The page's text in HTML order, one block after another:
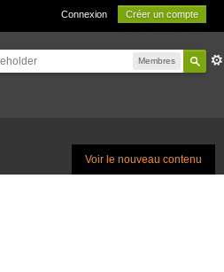
Connexion Créer un compte
Membres
Voir le nouveau contenu